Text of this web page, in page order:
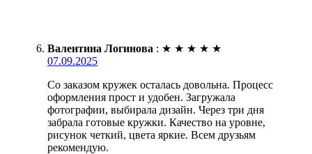
Валентина Логинова : ★ ★ ★ ★ ★
07.09.2025
Со заказом кружек осталась довольна. Процесс
оформления прост и удобен. Загружала
фотографии, выбирала дизайн. Через три дня
забрала готовые кружки. Качество на уровне,
рисунок четкий, цвета яркие. Всем друзьям
рекомендую.